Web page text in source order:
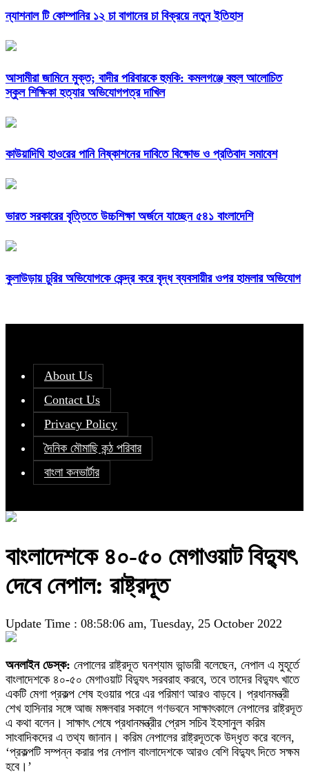
ন্যাশনাল টি কোম্পানির ১২ চা বাগানের চা বিক্রয়ে নতুন ইতিহাস
আসামীরা জামিনে মুক্ত; বাদীর পরিবারকে হুমকি: কমলগঞ্জে বহুল আলোচিত
স্কুল শিক্ষিকা হত্যার অভিযোগপত্র দাখিল
কাউয়াদিঘি হাওরের পানি নিষ্কাশনের দাবিতে বিক্ষোভ ও প্রতিবাদ সমাবেশ
ভারত সরকারের বৃত্তিতে উচ্চশিক্ষা অর্জনে যাচ্ছেন ৫৪১ বাংলাদেশি
কুলাউড়ায় চুরির অভিযোগকে কেন্দ্র করে বৃদ্ধ ব্যবসায়ীর ওপর হামলার অভিযোগ
About Us
Contact Us
Privacy Policy
দৈনিক মৌমাছি কন্ঠ পরিবার
বাংলা কনভার্টার
বাংলাদেশকে ৪০-৫০ মেগাওয়াট বিদ্যুৎ
দেবে নেপাল: রাষ্ট্রদূত
Update Time : 08:58:06 am, Tuesday, 25 October 2022
অনলাইন ডেস্ক: নেপালের রাষ্ট্রদূত ঘনশ্যাম ভান্ডারী বলেছেন, নেপাল এ মুহূর্তে
বাংলাদেশকে ৪০-৫০ মেগাওয়াট বিদ্যুৎ সরবরাহ করবে, তবে তাদের বিদ্যুৎ খাতে
একটি মেগা প্রকল্প শেষ হওয়ার পরে এর পরিমাণ আরও বাড়বে। প্রধানমন্ত্রী
শেখ হাসিনার সঙ্গে আজ মঙ্গলবার সকালে গণভবনে সাক্ষাৎকালে নেপালের রাষ্ট্রদূত
এ কথা বলেন। সাক্ষাৎ শেষে প্রধানমন্ত্রীর প্রেস সচিব ইহসানুল করিম
সাংবাদিকদের এ তথ্য জানান। করিম নেপালের রাষ্ট্রদূতকে উদ্ধৃত করে বলেন,
‘প্রকল্পটি সম্পন্ন করার পর নেপাল বাংলাদেশকে আরও বেশি বিদ্যুৎ দিতে সক্ষম
হবে।’